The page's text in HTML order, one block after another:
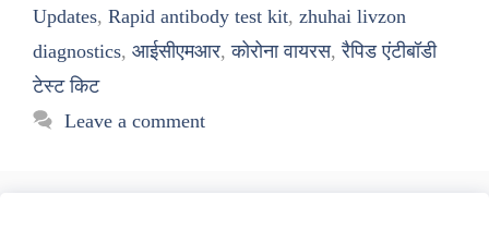
Updates, Rapid antibody test kit, zhuhai livzon
diagnostics, आईसीएमआर,कोरोना वायरस,रैपिड एंटीबॉडी
टेस्ट किट
Leave a comment